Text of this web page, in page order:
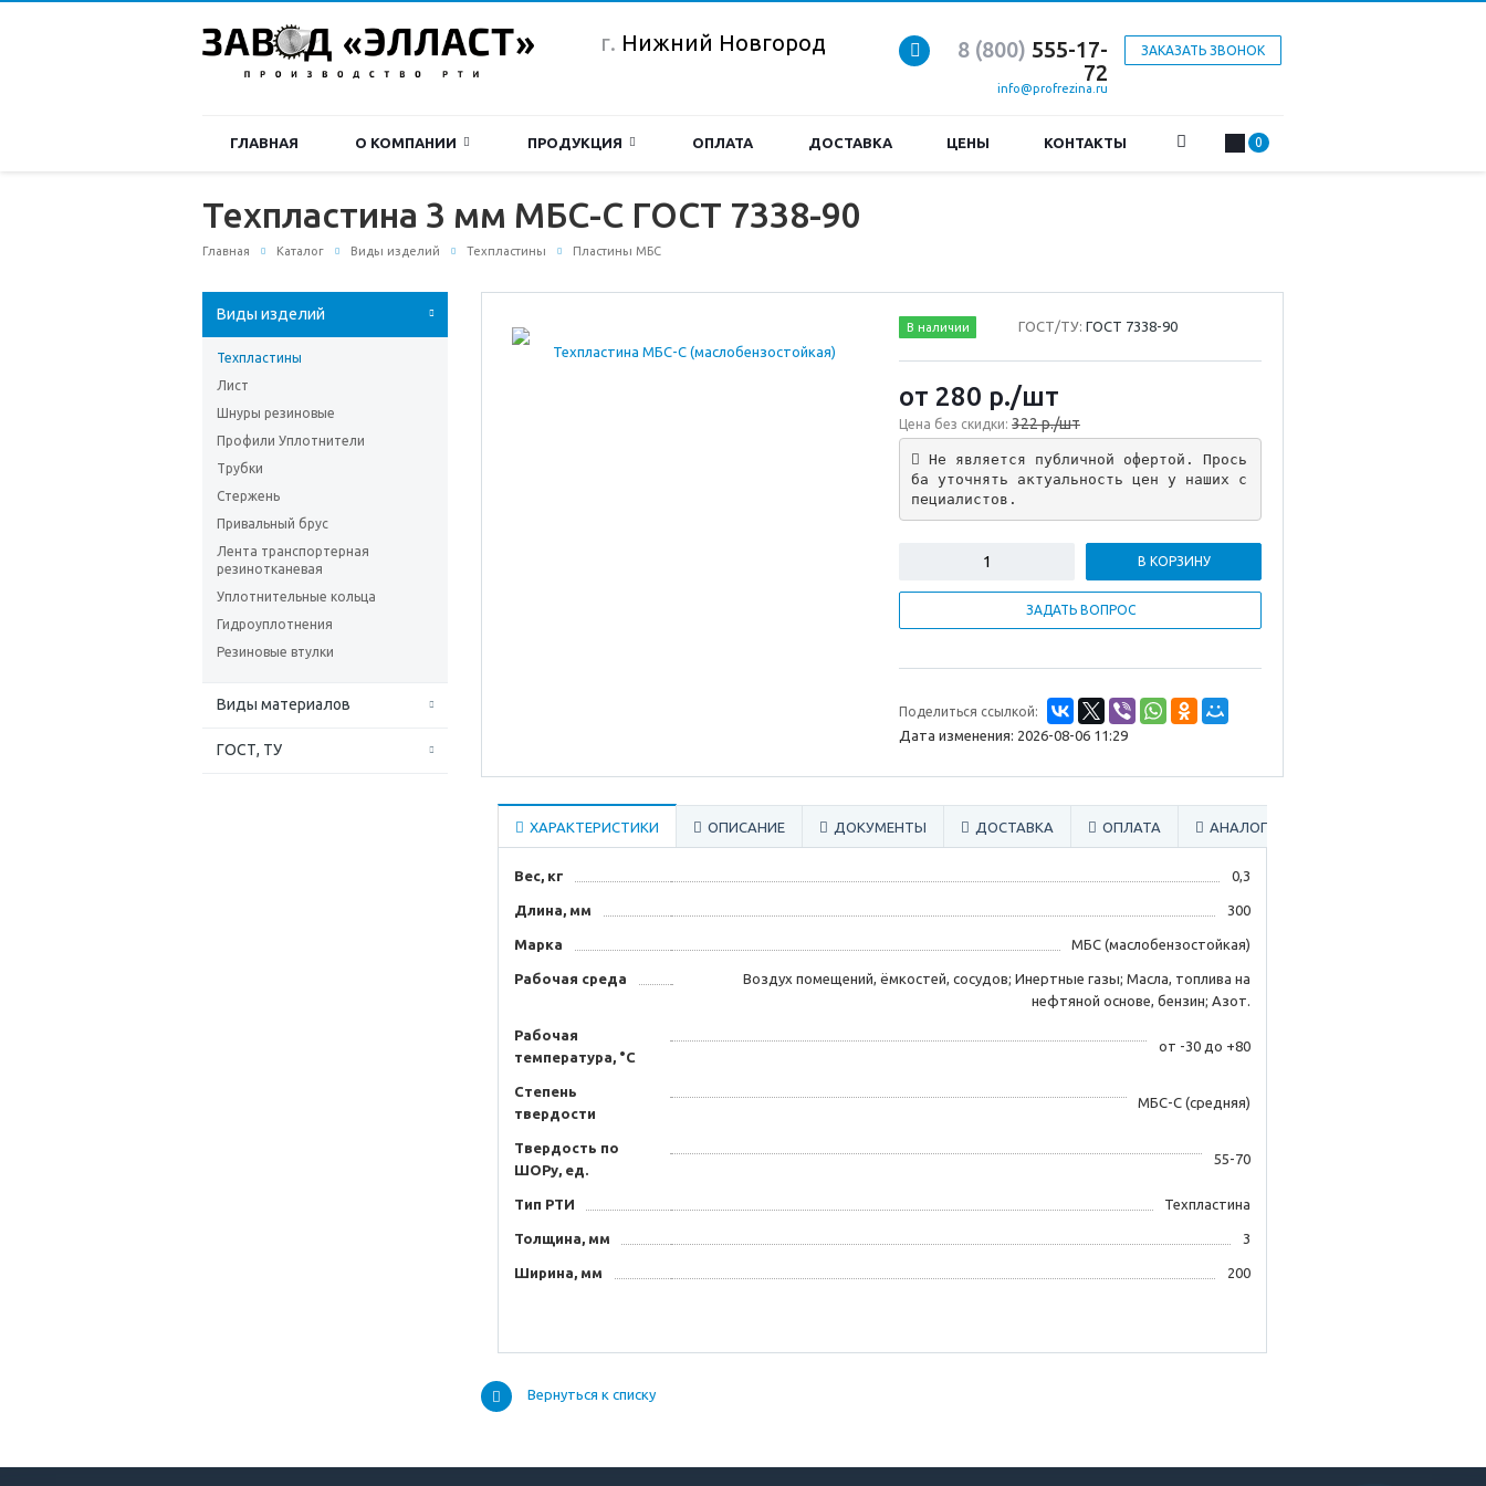
г. Нижний Новгород ЗАКАЗАТЬ ЗВОНОК
8 (800) 555-17-
72
info@profrezina.ru
ГЛАВНАЯ О КОМПАНИИ ПРОДУКЦИЯ ОПЛАТА ДОСТАВКА ЦЕНЫ КОНТАКТЫ 0
Техпластина 3 мм МБС-С ГОСТ 7338-90
Главная Каталог Виды изделий Техпластины Пластины МБС
Виды изделий
Техпластины
Лист
Шнуры резиновые
Профили Уплотнители
Трубки
Стержень
Привальный брус
Лента транспортерная
резинотканевая
Уплотнительные кольца
Гидроуплотнения
Резиновые втулки
Виды материалов
ГОСТ, ТУ
В наличии ГОСТ/ТУ:ГОСТ 7338-90
от 280 р./шт
Цена без скидки: 322 р./шт
Не является публичной офертой. Прось
ба уточнять актуальность цен у наших с
пециалистов.
В КОРЗИНУ
ЗАДАТЬ ВОПРОС
Поделиться ссылкой:
Дата изменения: 2026-08-06 11:29
ХАРАКТЕРИСТИКИ ОПИСАНИЕ ДОКУМЕНТЫ ДОСТАВКА ОПЛАТА АНАЛОГИ
Вес, кг 0,3
Длина, мм 300
Марка МБС (маслобензостойкая)
Рабочая среда
Воздух помещений, ёмкостей, сосудов; Инертные газы; Масла, топлива на
нефтяной основе, бензин; Азот.
Рабочая
температура, °C
от -30 до +80
Степень
твердости
МБС-С (средняя)
Твердость по
ШОРу, ед.
55-70
Тип РТИ Техпластина
Толщина, мм 3
Ширина, мм 200
Вернуться к списку